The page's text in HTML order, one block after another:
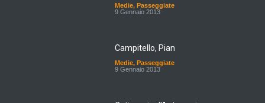
Medie, Passeggiate
9 Gennaio 2013
Campitello, Pian
Medie, Passeggiate
9 Gennaio 2013